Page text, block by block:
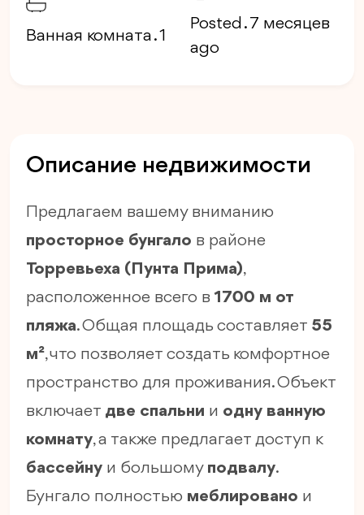
Ванная комната . 1
Posted . 7 месяцев
ago
Описание недвижимости
Предлагаем вашему вниманию
просторное бунгало в районе
Торревьеха (Пунта Прима),
расположенное всего в 1700 м от
пляжа. Общая площадь составляет 55
м², что позволяет создать комфортное
пространство для проживания. Объект
включает две спальни и одну ванную
комнату, а также предлагает доступ к
бассейну и большому подвалу.
Бунгало полностью меблировано и